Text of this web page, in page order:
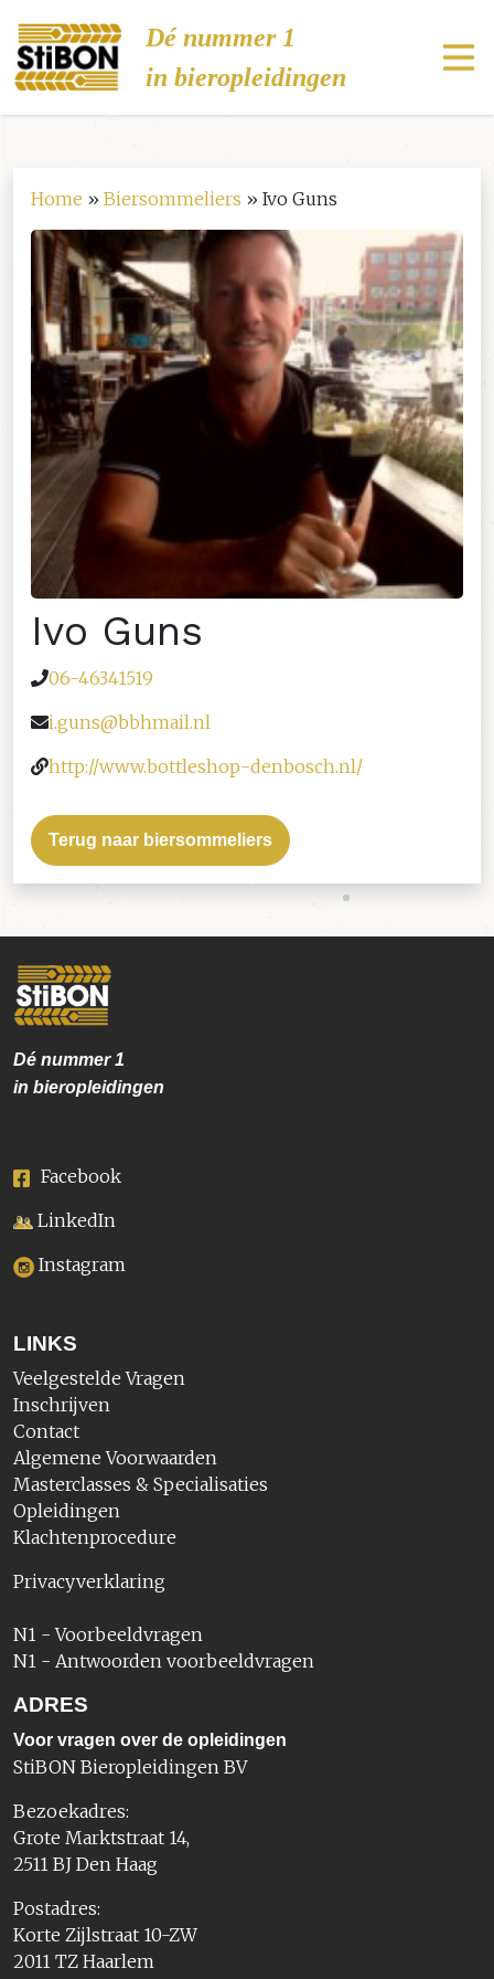
Stibon
Dé nummer 1
in bieropleidingen
Home » Biersommeliers » Ivo Guns
Ivo Guns
06-46341519
i.guns@bbhmail.nl
http://www.bottleshop-denbosch.nl/
Terug naar biersommeliers
Dé nummer1
in bieropleidingen
Facebook
LinkedIn
Instagram
LINKS
Veelgestelde Vragen
Inschrijven
Contact
Algemene Voorwaarden
Masterclasses & Specialisaties
Opleidingen
Klachtenprocedure
Privacyverklaring
N1 - Voorbeeldvragen
N1 - Antwoorden voorbeeldvragen
ADRES
Voor vragen over de opleidingen
StiBON Bieropleidingen BV
Bezoekadres:
Grote Marktstraat 14,
2511 BJ Den Haag
Postadres:
Korte Zijlstraat 10-ZW
2011 TZ Haarlem